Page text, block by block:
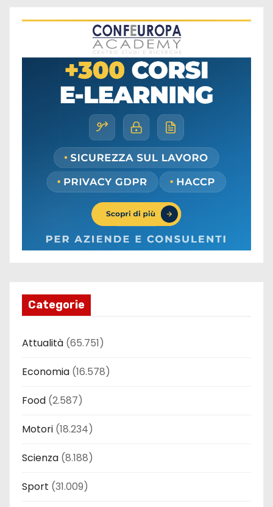
Categorie
Attualità (65.751)
Economia (16.578)
Food (2.587)
Motori (18.234)
Scienza (8.188)
Sport (31.009)